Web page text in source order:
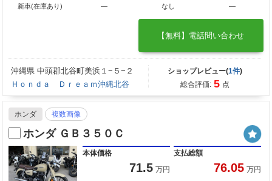
新車(在庫あり)
―
なし
―
【無料】電話問い合わせ
沖縄県 中頭郡北谷町美浜１−５−２
Ｈｏｎｄａ Ｄｒｅａｍ沖縄北谷
ショップレビュー(1件)
総合評価: 5 点
ホンダ 複数画像
ホンダ ＧＢ３５０Ｃ
本体価格
71.5 万円
支払総額
76.05 万円